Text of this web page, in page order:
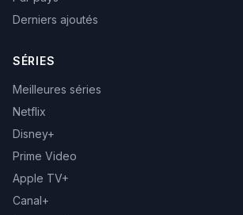
Derniers ajoutés
SÉRIES
Meilleures séries
Netflix
Disney+
Prime Video
Apple TV+
Canal+